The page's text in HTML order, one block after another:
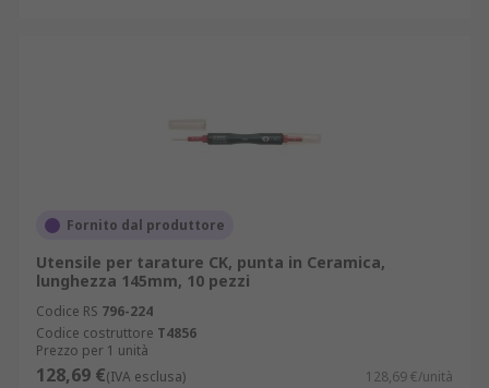
Fornito dal produttore
Utensile per tarature CK, punta in Ceramica,
lunghezza 145mm, 10 pezzi
Codice RS 796-224
Codice costruttore T4856
Prezzo per 1 unità
128,69 €(IVA esclusa) 128,69 €/unità